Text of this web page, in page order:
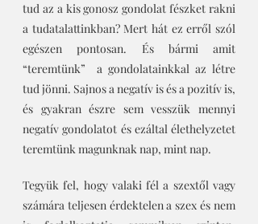
tud az a kis gonosz gondolat fészket rakni
a tudatalattinkban? Mert hát ez erről szól
egészen pontosan. És bármi amit
“teremtünk”  a gondolatainkkal az létre
tud jönni. Sajnos a negatív is és a pozitív is,
és gyakran észre sem vesszük mennyi
negatív gondolatot és ezáltal élethelyzetet
teremtünk magunknak nap, mint nap.
Tegyük fel, hogy valaki fél a szextől vagy
számára teljesen érdektelen a szex és nem